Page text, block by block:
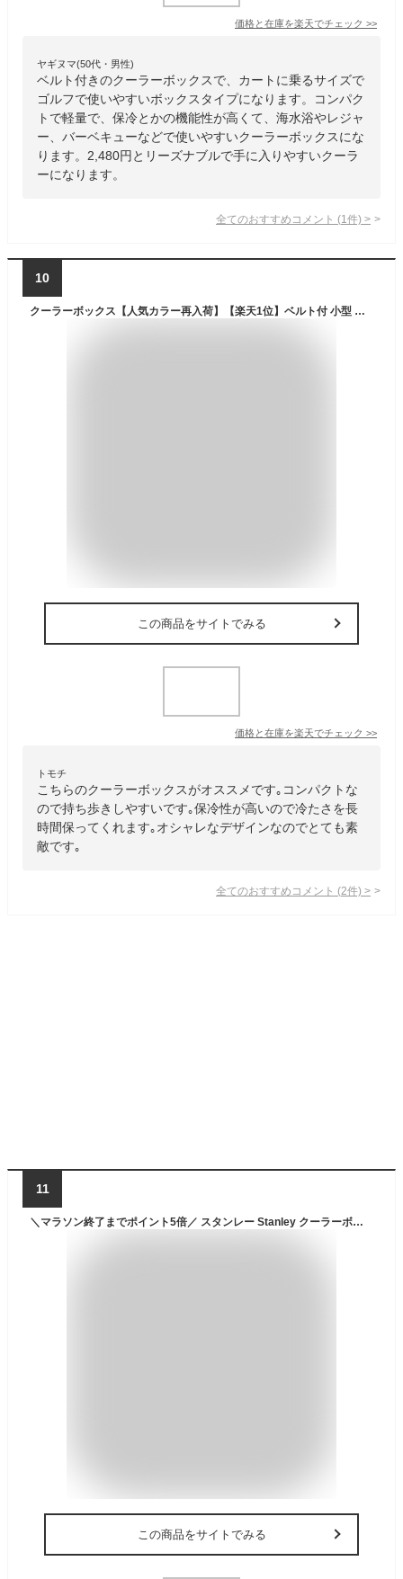
価格と在庫を楽天でチェック >>
ヤギヌマ(50代・男性)
ベルト付きのクーラーボックスで、カートに乗るサイズで
ゴルフで使いやすいボックスタイプになります。コンパク
トで軽量で、保冷とかの機能性が高くて、海水浴やレジャ
ー、バーベキューなどで使いやすいクーラーボックスにな
ります。2,480円とリーズナブルで手に入りやすいクーラ
ーになります。
全てのおすすめコメント (1 件) >
10
クーラーボックス【人気カラー再入荷】【楽天1位】ベルト付 小型 コンパクト かわいい 7L 13L 14L 限定カラー おしゃれ クーラーバッグ クーラーバスケット クーラーBOX 保冷バッグ 保冷 キャンプ用品 レジャー 海水浴 BBQ 釣り 部活
この商品をサイトでみる
価格と在庫を楽天でチェック >>
トモチ
こちらのクーラーボックスがオススメです｡コンパクトな
ので持ち歩きしやすいです｡保冷性が高いので冷たさを長
時間保ってくれます｡オシャレなデザインなのでとても素
敵です｡
全てのおすすめコメント (2件) >
11
＼マラソン終了までポイント5倍／ スタンレー Stanley クーラーボックス 6.6L 保冷 小型 クーラーBOX アウトドア 10-01622 Adventure Cooler 7QT キャンプ レジャー
この商品をサイトでみる